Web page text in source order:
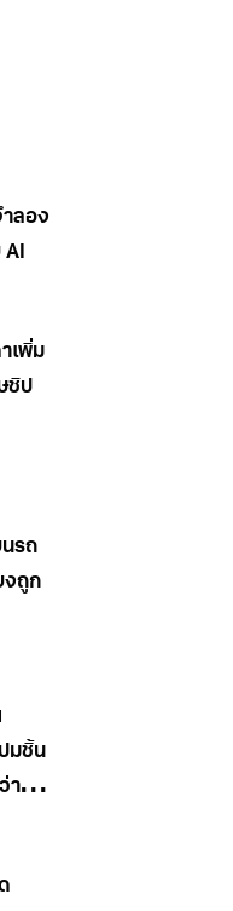
ลอง
เพิ่ม
ชิป
รถ
งถูก
มชิ้น
าง